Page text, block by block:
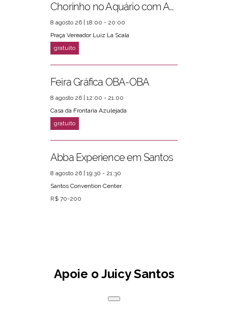
Chorinho no Aquário com Amigos da Música e Mari Torres
8 agosto 26 | 18:00 - 20:00
Praça Vereador Luiz La Scala
Feira Gráfica OBA-OBA
8 agosto 26 | 12:00 - 21:00
Casa da Frontaria Azulejada
Abba Experience em Santos
8 agosto 26 | 19:30 - 21:30
Santos Convention Center
R$ 70-200
Apoie o Juicy Santos